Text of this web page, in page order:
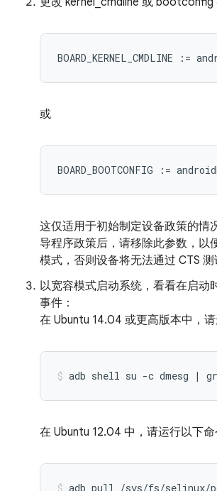
BOARD_KERNEL_CMDLINE
或
BOARD_BOOTCONFIG :=
这仅适用于初始制定设备政策的情
导程序政策后，请移除此参数，以
模式，否则设备将无法通过 CTS 测
以宽容模式启动系统，看看在启动
事件：
在 Ubuntu 14.04 或更高版本中，请
adb shell su -c dmesg |
在 Ubuntu 12.04 中，请运行以下命
adb pull /sys/fs/selinux/